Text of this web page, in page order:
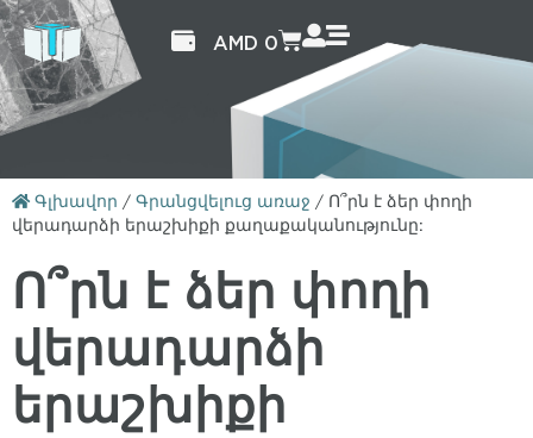
AMD 0
Գլխավոր / Գրանցվելուց առաջ / Ո՞րն է ձեր փողի
վերադարձի երաշխիքի քաղաքականությունը:
Ո՞րն է ձեր փողի
վերադարձի
երաշխիքի